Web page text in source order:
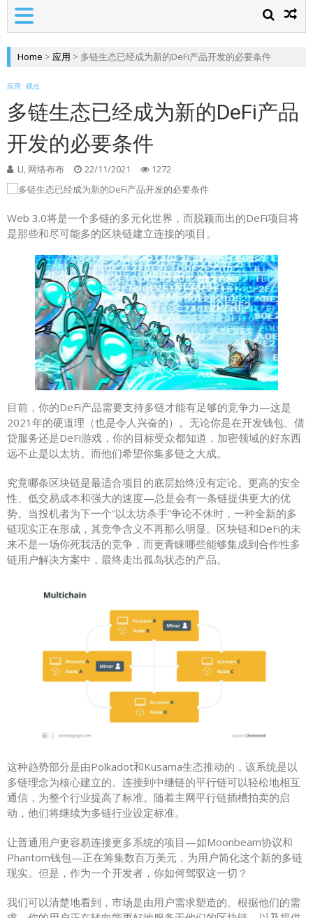
Home > 应用 > 多链生态已经成为新的DeFi产品开发的必要条件
应用 观点
多链生态已经成为新的DeFi产品
开发的必要条件
LI, 网络布布 22/11/2021 1272
Web 3.0将是一个多链的多元化世界，而脱颖而出的DeFi项目将
是那些和尽可能多的区块链建立连接的项目。
目前，你的DeFi产品需要支持多链才能有足够的竞争力—这是
2021年的硬道理（也是令人兴奋的）。无论你是在开发钱包、借
贷服务还是DeFi游戏，你的目标受众都知道，加密领域的好东西
远不止是以太坊。而他们希望你集多链之大成。
究竟哪条区块链是最适合项目的底层始终没有定论。更高的安全
性、低交易成本和强大的速度—总是会有一条链提供更大的优
势。当投机者为下一个“以太坊杀手”争论不休时，一种全新的多
链现实正在形成，其竞争含义不再那么明显。区块链和DeFi的未
来不是一场你死我活的竞争，而更青睐哪些能够集成到合作性多
链用户解决方案中，最终走出孤岛状态的产品。
这种趋势部分是由Polkadot和Kusama生态推动的，该系统是以
多链理念为核心建立的。连接到中继链的平行链可以轻松地相互
通信，为整个行业提高了标准。随着主网平行链插槽拍卖的启
动，他们将继续为多链行业设定标准。
让普通用户更容易连接更多系统的项目—如Moonbeam协议和
Phantom钱包—正在筹集数百万美元，为用户简化这个新的多链
现实。但是，作为一个开发者，你如何驾驭这一切？
我们可以清楚地看到，市场是由用户需求塑造的。根据他们的需